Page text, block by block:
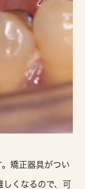
矯正器具がつい
くなるので、可